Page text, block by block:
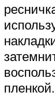
пленкой.